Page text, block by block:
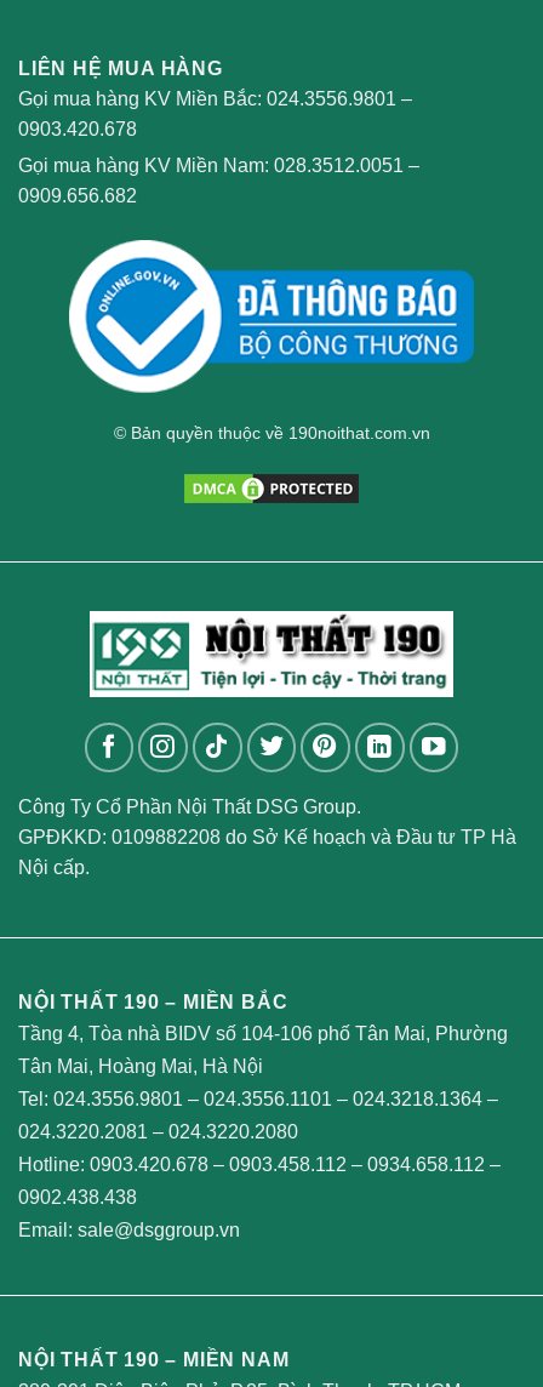
LIÊN HỆ MUA HÀNG
Gọi mua hàng KV Miền Bắc: 024.3556.9801 –
0903.420.678
Gọi mua hàng KV Miền Nam: 028.3512.0051 –
0909.656.682
© Bản quyền thuộc về 190noithat.com.vn
Công Ty Cổ Phần Nội Thất DSG Group.
GPĐKKD: 0109882208 do Sở Kế hoạch và Đầu tư TP Hà
Nội cấp.
NỘI THẤT 190 – MIỀN BẮC
Tầng 4, Tòa nhà BIDV số 104-106 phố Tân Mai, Phường
Tân Mai, Hoàng Mai, Hà Nội
Tel: 024.3556.9801 – 024.3556.1101 – 024.3218.1364 –
024.3220.2081 – 024.3220.2080
Hotline: 0903.420.678 – 0903.458.112 – 0934.658.112 –
0902.438.438
Email: sale@dsggroup.vn
NỘI THẤT 190 – MIỀN NAM